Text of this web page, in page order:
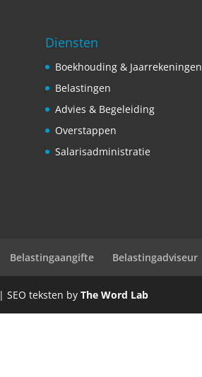
Diensten
Boekhouding & Jaarrekeningen
Belastingen
Advies & Begeleiding
Overstappen
Salarisadministratie
Belastingaangifte Belastingadviseur
| SEO teksten byThe Word Lab